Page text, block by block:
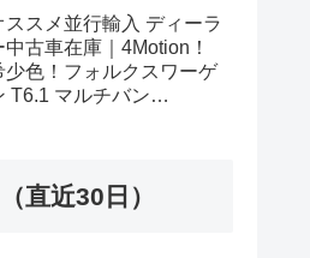
ススメ並行輸入 ディーラ
中古車在庫｜4Motion！
少色！フォルクスワーゲ
T6.1 マルチバン
直近30日）